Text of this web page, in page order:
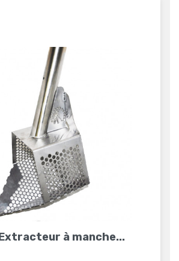
à manche...